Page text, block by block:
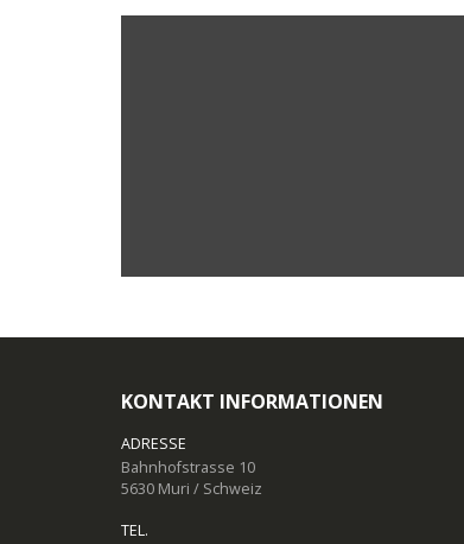
KONTAKT INFORMATIONEN
ADRESSE
Bahnhofstrasse 10
5630 Muri / Schweiz
TEL.